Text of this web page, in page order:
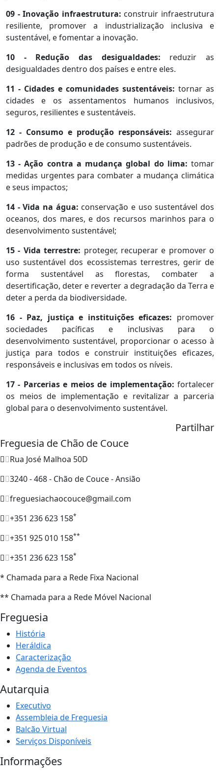
09 - Inovação infraestrutura: construir infraestrutura
resiliente, promover a industrialização inclusiva e
sustentável, e fomentar a inovação.
10 - Redução das desigualdades: reduzir as
desigualdades dentro dos países e entre eles.
11 - Cidades e comunidades sustentáveis: tornar as
cidades e os assentamentos humanos inclusivos,
seguros, resilientes e sustentáveis.
12 - Consumo e produção responsáveis: assegurar
padrões de produção e de consumo sustentáveis.
13 - Ação contra a mudança global do lima: tomar
medidas urgentes para combater a mudança climática
e seus impactos;
14 - Vida na água: conservação e uso sustentável dos
oceanos, dos mares, e dos recursos marinhos para o
desenvolvimento sustentável;
15 - Vida terrestre: proteger, recuperar e promover o
uso sustentável dos ecossistemas terrestres, gerir de
forma sustentável as florestas, combater a
desertificação, deter e reverter a degradação da Terra e
deter a perda da biodiversidade.
16 - Paz, justiça e instituições eficazes: promover
sociedades pacíficas e inclusivas para o
desenvolvimento sustentável, proporcionar o acesso à
justiça para todos e construir instituições eficazes,
responsáveis e inclusivas em todos os níveis.
17 - Parcerias e meios de implementação: fortalecer
os meios de implementação e revitalizar a parceria
global para o desenvolvimento sustentável.
Partilhar
Freguesia de Chão de Couce
Rua José Malhoa 50D
3240 - 468 - Chão de Couce - Ansião
freguesiachaocouce@gmail.com
+351 236 623 158*
+351 925 010 158**
+351 236 623 158*
* Chamada para a Rede Fixa Nacional
** Chamada para a Rede Móvel Nacional
Freguesia
História
Heráldica
Caracterização
Agenda de Eventos
Autarquia
Executivo
Assembleia de Freguesia
Balcão Virtual
Serviços Disponíveis
Informações